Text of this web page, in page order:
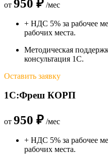
от 950 ₽ /мес
+ НДС 5% за рабочее
рабочих места.​
Методическая
консультация 1С.
Оставить заявку
1С:Фреш КОРП
от 950 ₽ /мес
+ НДС 5% за рабочее
рабочих места.